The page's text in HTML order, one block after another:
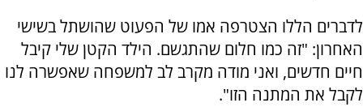
לדברים הללו הצטרפה אמו של הפעוט שהושתל בשישי
האחרון: "זה כמו חלום שהתגשם. הילד הקטן שלי קיבל
חיים חדשים, ואני מודה מקרב לב למשפחה שאפשרה לנו
לקבל את המתנה הזו".